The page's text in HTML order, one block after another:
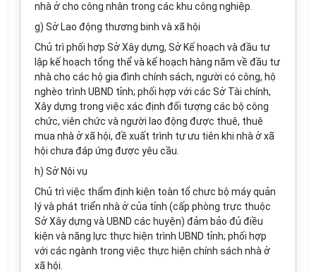
nhà ở cho công nhân trong các khu công nghiệp.
g) Sở Lao động thương binh và xã hội
Chủ trì phối hợp Sở Xây dựng, Sở Kế hoạch và đầu tư
lập kế hoạch tổng thể và kế hoạch hàng năm về đầu tư
nhà cho các hộ gia đình chính sách, người có công, hộ
nghèo trình UBND tỉnh; phối hợp với các Sở Tài chính,
Xây dựng trong việc xác định đối tượng các bộ công
chức, viên chức và người lao động được thuê, thuê
mua nhà ở xã hội, đề xuất trình tự ưu tiên khi nhà ở xã
hội chưa đáp ứng được yêu cầu.
h) Sở Nội vụ
Chủ trì việc thẩm định kiện toàn tổ chưc bộ máy quản
lý và phát triển nhà ở của tỉnh (cấp phòng trực thuộc
Sở Xây dựng và UBND các huyện) đảm bảo đủ điều
kiện và năng lực thực hiện trình UBND tỉnh; phối hợp
với các ngành trong việc thực hiện chính sách nhà ở
xã hội.